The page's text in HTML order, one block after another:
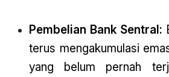
Pembelian Bank Sentral:
terus mengakumulasi
yang belum pernah